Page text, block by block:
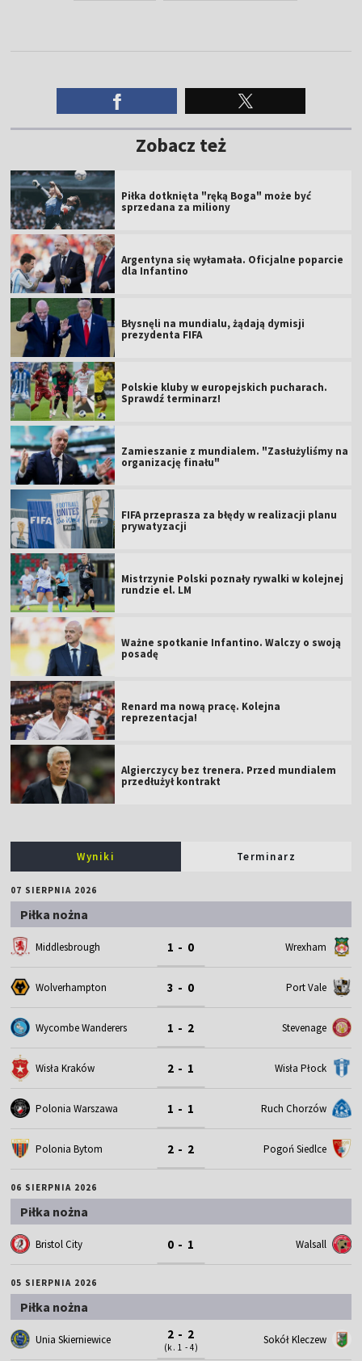
Zobacz też
Piłka dotknięta "ręką Boga" może być
sprzedana za miliony
Argentyna się wyłamała. Oficjalne poparcie
dla Infantino
Błysnęli na mundialu, żądają dymisji
prezydenta FIFA
Polskie kluby w europejskich pucharach.
Sprawdź terminarz!
Zamieszanie z mundialem. "Zasłużyliśmy na
organizację finału"
FIFA przeprasza za błędy w realizacji planu
prywatyzacji
Mistrzynie Polski poznały rywalki w kolejnej
rundzie el. LM
Ważne spotkanie Infantino. Walczy o swoją
posadę
Renard ma nową pracę. Kolejna
reprezentacja!
Algierczycy bez trenera. Przed mundialem
przedłużył kontrakt
Wyniki Terminarz
07 SIERPNIA 2026
Piłka nożna
Middlesbrough 1 - 0 Wrexham
Wolverhampton 3 - 0 Port Vale
Wycombe Wanderers 1 - 2 Stevenage
Wisła Kraków 2 - 1 Wisła Płock
Polonia Warszawa 1 - 1 Ruch Chorzów
Polonia Bytom 2 - 2 Pogoń Siedlce
06 SIERPNIA 2026
Piłka nożna
Bristol City 0 - 1 Walsall
05 SIERPNIA 2026
Piłka nożna
Unia Skierniewice 2 - 2
(k. 1 - 4)
Sokół Kleczew